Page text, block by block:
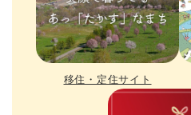
移住・定住サイト